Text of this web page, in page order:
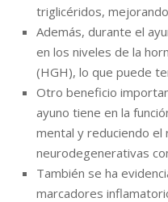
triglicéridos,
Además, durante el
en los niveles de la
(HGH), lo que puede
Otro beneficio
ayuno tiene en la
mental y reduciendo
neurodegenerativas
También se ha
marcadores